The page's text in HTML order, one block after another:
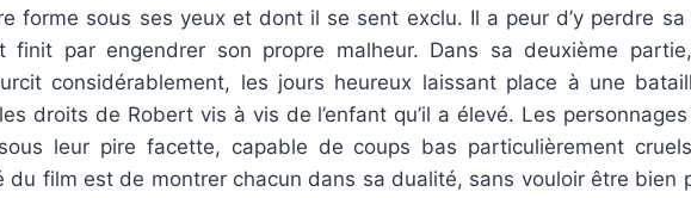
forme sous ses yeux et dont il se sent exclu. Il a peur d’y perdre
finit par engendrer son propre malheur. Dans sa deuxième
considérablement, les jours heureux laissant place à une
droits de Robert vis à vis de l’enfant qu’il a élevé. Les
leur pire facette, capable de coups bas particulièrement
du film est de montrer chacun dans sa dualité, sans vouloir être bien